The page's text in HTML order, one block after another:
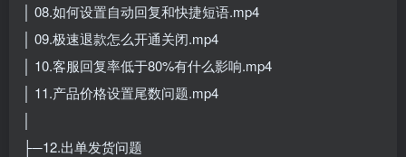
│ 08.如何设置自动回复和快捷短语.mp4
│ 09.极速退款怎么开通关闭.mp4
│ 10.客服回复率低于80%有什么影响.mp4
│ 11.产品价格设置尾数问题.mp4
├─12.出单发货问题